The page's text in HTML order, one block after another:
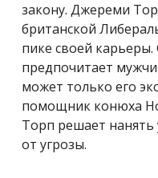
закону. Джереми
британской
пике своей
предпочитает
может только его
помощник конюха
Торп решает нанять
от угрозы.